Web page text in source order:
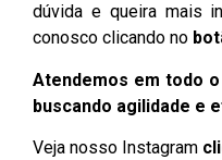
dúvida e queira mais
conosco clicando no
Atendemos em todo
buscando agilidade e
Veja nosso Instagram